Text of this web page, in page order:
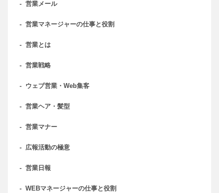
- 営業メール
- 営業マネージャーの仕事と役割
- 営業とは
- 営業戦略
- ウェブ営業・Web集客
- 営業ヘア・髪型
- 営業マナー
- 広報活動の極意
- 営業日報
- WEBマネージャーの仕事と役割